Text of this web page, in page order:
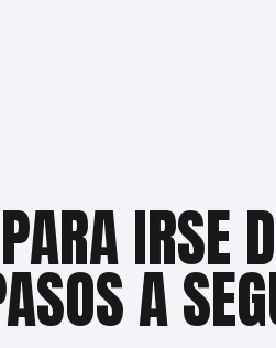
IRSE
A